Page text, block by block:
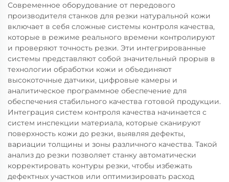
Современное оборудование от передового
производителя станков для резки натуральной кожи
включает в себя сложные системы контроля качества,
которые в режиме реального времени контролируют
и проверяют точность резки. Эти интегрированные
системы представляют собой значительный прорыв в
технологии обработки кожи и объединяют
высокоточные датчики, цифровые камеры и
аналитическое программное обеспечение для
обеспечения стабильного качества готовой продукции.
Интеграция систем контроля качества начинается с
систем инспекции материала, которые сканируют
поверхность кожи до резки, выявляя дефекты,
вариации толщины и зоны различного качества. Такой
анализ до резки позволяет станку автоматически
корректировать контуры резки, чтобы избежать
дефектных участков или оптимизировать расход